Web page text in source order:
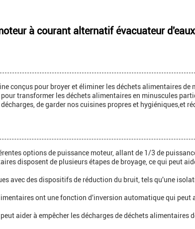
à courant alternatif évacuateur
conçus pour broyer et éliminer les déchets alimentaires
transformer les déchets alimentaires en minuscules
de garder nos cuisines propres et hygiéniques,et
options de puissance moteur, allant de 1/3 de
disposent de plusieurs étapes de broyage, ce qui peut
avec des dispositifs de réduction du bruit, tels qu'une
ont une fonction d'inversion automatique qui peut
aider à empêcher les décharges de déchets alimentaires